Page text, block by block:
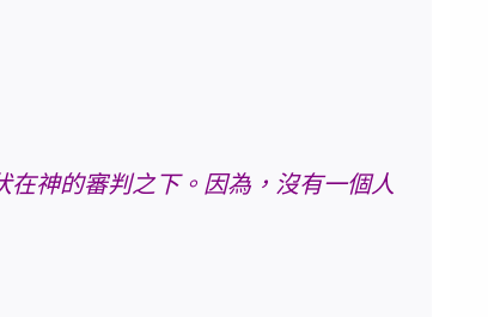
神的審判之下。因為，沒有一個人